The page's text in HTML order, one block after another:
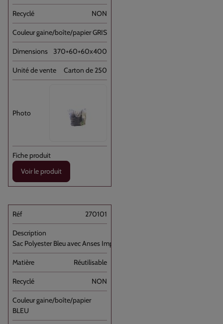
NON
GRIS
370+60+60x400
Carton de 250
Voir le produit
270101
Sac Polyester Bleu avec Anses Imprimé [...]
Réutilisable
NON
BLEU